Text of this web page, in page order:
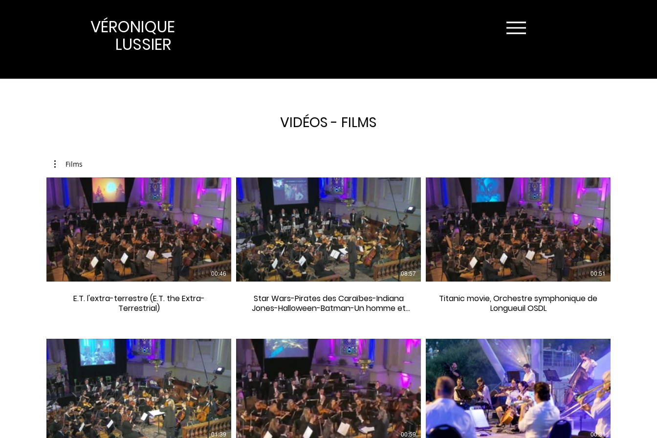
VÉRONIQUE
LUSSIER
VIDÉOS - FILMS
Films
00:46
E.T. l'extra-terrestre (E.T. the Extra-
Terrestrial)
08:57
Star Wars-Pirates des Caraïbes-Indiana
Jones-Halloween-Batman-Un homme et
00:51
Titanic movie, Orchestre symphonique de
Longueuil OSDL
01:39 00:59 00:31